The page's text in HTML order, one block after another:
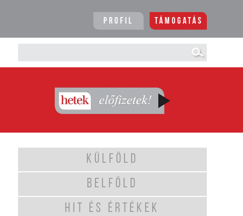
Profil Támogatás
KÜLFÖLD
BELFÖLD
HIT ÉS ÉRTÉKEK